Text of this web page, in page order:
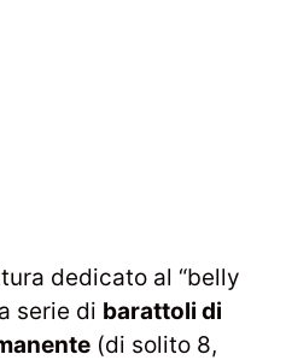
dedicato al “belly
serie di barattoli di
(di solito 8,